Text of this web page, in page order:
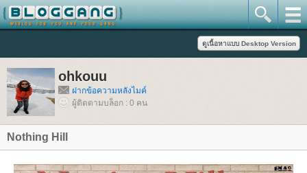
ohkouu
ฝากข้อความหลังไมค์
ผู้ติดตามบล็อก : 0 คน
Nothing Hill